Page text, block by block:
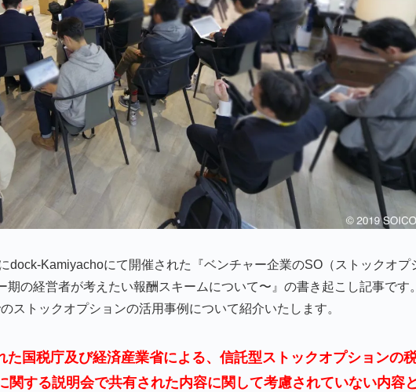
dock-Kamiyachoにて開催された『ベンチャー企業のSO（ストックオプ
期の経営者が考えたい報酬スキームについて〜』の書き起こし記事です
ストックオプションの活用事例について紹介いたします。
国税庁及び経済産業省による、信託型ストックオプションの
関する説明会で共有された内容に関して考慮されていない内容